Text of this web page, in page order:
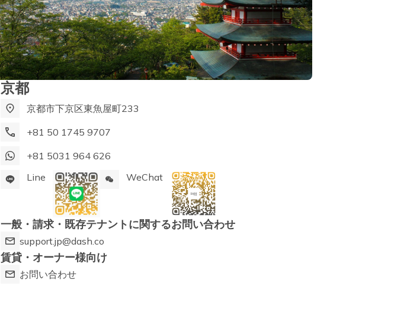
京都
京都市下京区東魚屋町233
+81 50 1745 9707
+81 5031 964 626
Line
WeChat
一般・請求・既存テナントに関するお問い合わせ
support.jp@dash.co
賃貸・オーナー様向け
お問い合わせ